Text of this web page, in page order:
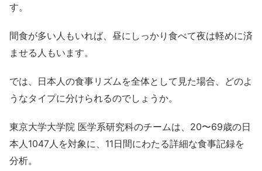
す。
間食が多い人もいれば、昼にしっかり食べて夜は軽めに済
ませる人もいます。
では、日本人の食事リズムを全体として見た場合、どのよ
うなタイプに分けられるのでしょうか。
東京大学大学院 医学系研究科のチームは、20〜69歳の日
本人1047人を対象に、11日間にわたる詳細な食事記録を
分析。